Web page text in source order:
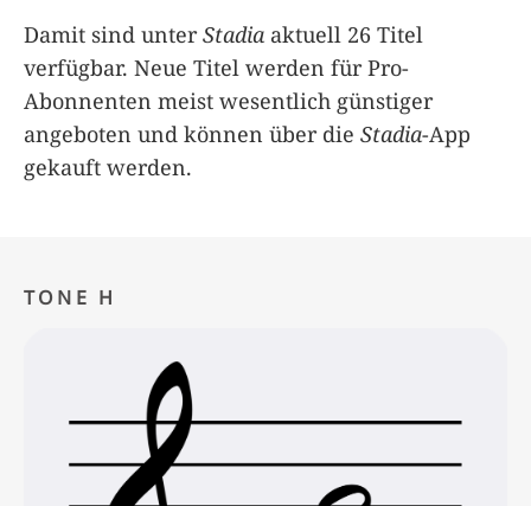
Damit sind unterStadia aktuell 26 Titel
verfügbar. Neue Titel werden für Pro-
Abonnenten meist wesentlich günstiger
angeboten und können über die Stadia-App
gekauft werden.
TONE H